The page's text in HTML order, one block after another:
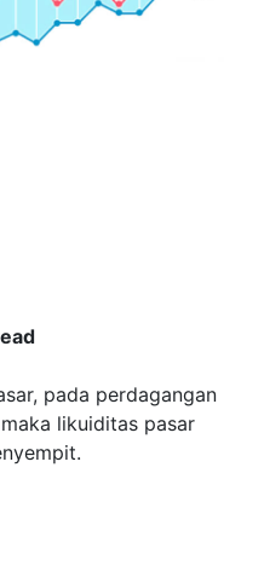
pada perdagangan
likuiditas pasar